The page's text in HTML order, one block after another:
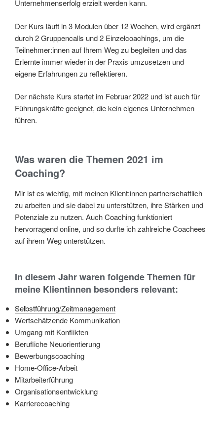
Unternehmenserfolg erzielt werden kann.
Der Kurs läuft in 3 Modulen über 12 Wochen, wird ergänzt
durch 2 Gruppencalls und 2 Einzelcoachings, um die
Teilnehmer:innen auf Ihrem Weg zu begleiten und das
Erlernte immer wieder in der Praxis umzusetzen und
eigene Erfahrungen zu reflektieren.
Der nächste Kurs startet im Februar 2022 und ist auch für
Führungskräfte geeignet, die kein eigenes Unternehmen
führen.
Was waren die Themen 2021 im
Coaching?
Mir ist es wichtig, mit meinen Klient:innen partnerschaftlich
zu arbeiten und sie dabei zu unterstützen, ihre Stärken und
Potenziale zu nutzen. Auch Coaching funktioniert
hervorragend online, und so durfte ich zahlreiche Coachees
auf ihrem Weg unterstützen.
In diesem Jahr waren folgende Themen für
meine Klientinnen besonders relevant:
Selbstführung/Zeitmanagement
Wertschätzende Kommunikation
Umgang mit Konflikten
Berufliche Neuorientierung
Bewerbungscoaching
Home-Office-Arbeit
Mitarbeiterführung
Organisationsentwicklung
Karrierecoaching